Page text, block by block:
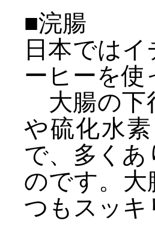
■浣腸
日本では
ーヒーを
大腸の下
や硫化水
で、多く
のです。
つもスッ